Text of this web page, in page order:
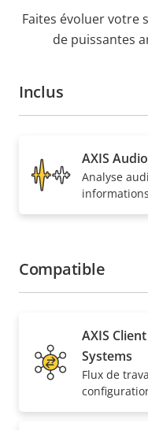
Faites évoluer votre
de puissantes
Inclus
AXIS
Analyse
Compatible
AXIS
Systems
Flux de